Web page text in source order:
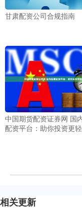
甘肃配资公司合规指南
中国期货配资证券网 国
配资平台：助你投资更
相关更新